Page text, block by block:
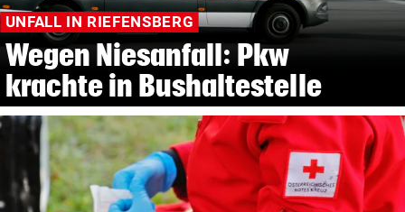
UNFALL IN RIEFENSBERG
Wegen Niesanfall: Pkw
krachte in Bushaltestelle